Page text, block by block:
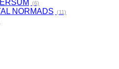
(6)
NORMADS (11)